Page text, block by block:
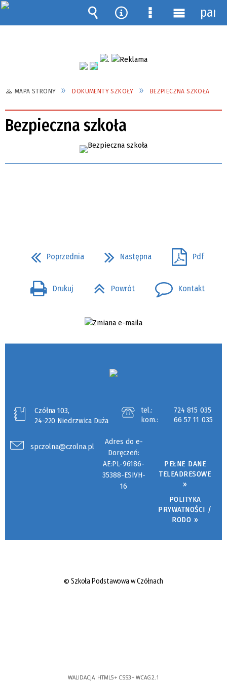
MAPA STRONY DOKUMENTY SZKOŁY BEZPIECZNA SZKOŁA
Bezpieczna szkoła
Poprzednia Następna Pdf
Drukuj Powrót Kontakt
Czółna 103,
24-220 Niedrzwica Duża
tel.:
724 815 035
kom.:
66 57 11 035
spczolna@czolna.pl
Adres do e-
Doręczeń:
AE:PL-96186-
35388-ESIVH-
16
PEŁNE DANE
TELEADRESOWE
»
POLITYKA
PRYWATNOŚCI /
RODO »
© Szkoła Podstawowa w Czółnach
WALIDACJA: HTML5+ CSS3+ WCAG 2.1
Wyszukiwarka
Narzędzia
MenuMenu